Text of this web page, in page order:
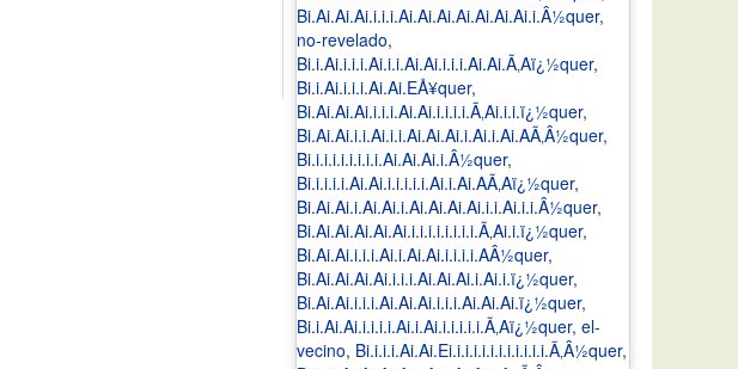
Bi.Ai.Ai.Ai.i.i.i.Ai.Ai.Ai.Ai.Ai.Ai.Ai.i.Â½quer,
no-revelado,
Bi.i.Ai.i.i.i.Ai.i.i.Ai.Ai.i.i.i.Ai.Ai.Ã‚Aï¿½quer,
Bi.i.Ai.i.i.i.Ai.Ai.EÅ¥quer,
Bi.Ai.Ai.Ai.i.i.i.Ai.Ai.i.i.i.i.Ã‚Ai.i.i.ï¿½quer,
Bi.Ai.Ai.i.i.Ai.i.i.Ai.Ai.Ai.i.Ai.i.Ai.AÃ‚Â½quer,
Bi.i.i.i.i.i.i.i.i.Ai.Ai.Ai.i.Â½quer,
Bi.i.i.i.i.Ai.Ai.i.i.i.i.i.Ai.i.Ai.AÃ‚Aï¿½quer,
Bi.Ai.Ai.i.Ai.Ai.i.Ai.Ai.Ai.Ai.i.i.Ai.i.i.Â½quer,
Bi.Ai.Ai.Ai.Ai.Ai.i.i.i.i.i.i.i.i.Ã‚Ai.i.ï¿½quer,
Bi.Ai.Ai.i.i.i.Ai.i.Ai.Ai.i.i.i.i.AÂ½quer,
Bi.Ai.Ai.Ai.Ai.i.i.i.Ai.Ai.Ai.i.Ai.i.ï¿½quer,
Bi.Ai.Ai.i.i.i.Ai.Ai.Ai.i.i.i.Ai.Ai.Ai.ï¿½quer,
Bi.i.Ai.Ai.i.i.i.i.Ai.i.Ai.i.i.i.i.i.Ã‚Aï¿½quer, el-
vecino, Bi.i.i.i.Ai.Ai.Ei.i.i.i.i.i.i.i.i.i.i.i.Ã‚Â½quer,